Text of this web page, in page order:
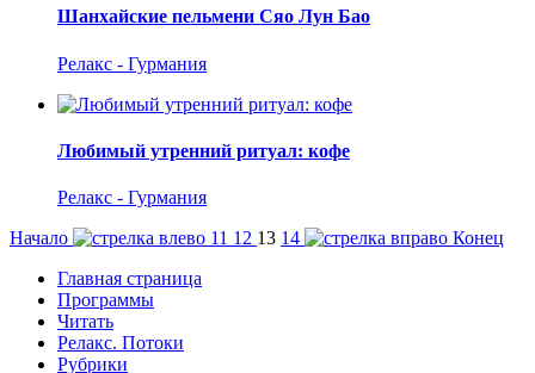
Шанхайские пельмени Cяо Лун Бао
Релакс - Гурмания
Любимый утренний ритуал: кофе
Релакс - Гурмания
Начало
11 12 13 14
Конец
Главная страница
Программы
Читать
Релакс. Потоки
Рубрики